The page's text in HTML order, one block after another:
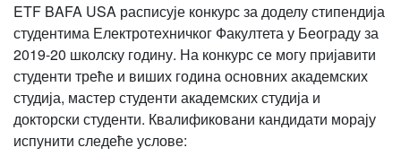
ETF BAFA USA расписује конкурс за доделу стипендија
студентима Електротехничког Факултета у Београду за
2019-20 школску годину. На конкурс се могу пријавити
студенти треће и виших година основних академских
студија, мастер студенти академских студија и
докторски студенти. Квалификовани кандидати морају
испунити следеће услове: